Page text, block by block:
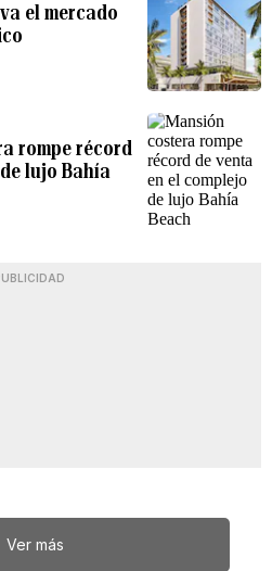
el mercado
rompe récord
lujo Bahía
Ver más